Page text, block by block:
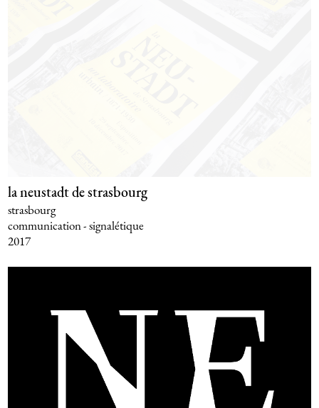
la neustadt de strasbourg
strasbourg
communication - signalétique
2017